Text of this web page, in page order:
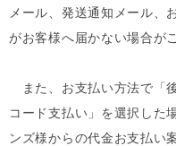
メール、発送通知メール、
がお客様へ届かない場合が
また、お支払い方法で「
コード支払い」を選択した
ンズ様からの代金お支払い